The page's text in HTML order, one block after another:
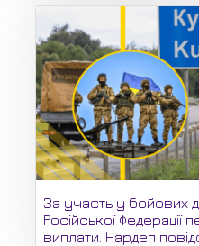
За участь у бойових
Російської Федерації
виплати. Нардеп